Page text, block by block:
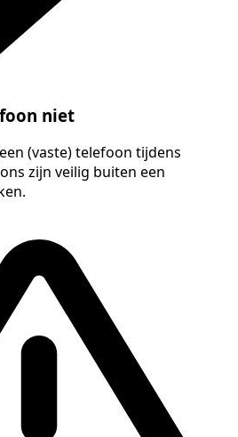
niet
(vaste) telefoon tijdens
zijn veilig buiten een